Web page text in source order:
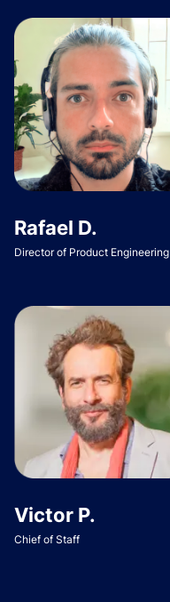
Rafael D.
Director of Product Engineering
Victor P.
Chief of Staff